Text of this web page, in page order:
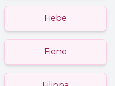
Fiebe
Fiene